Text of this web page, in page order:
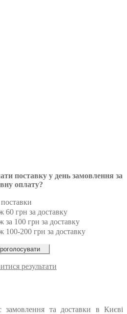
поставку у день замовлення за
оплату?
60 грн за доставку
за 100 грн за доставку
100-200 грн за доставку
результати
замовлення та доставки в Києві